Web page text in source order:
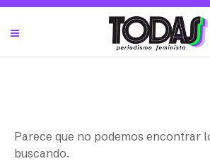
Parece que no podemos encontrar
buscando.